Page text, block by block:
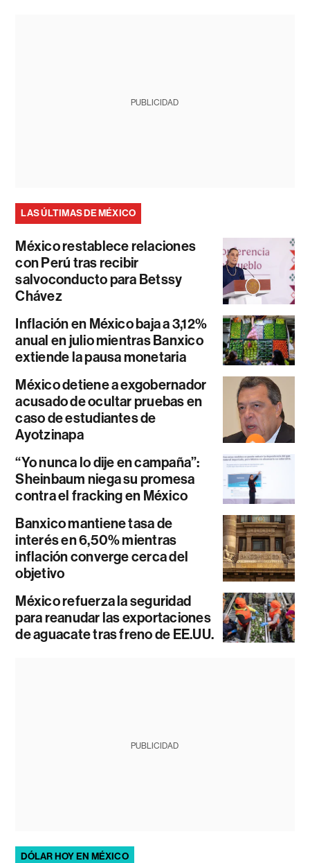
PUBLICIDAD
LAS ÚLTIMAS DE MÉXICO
México restablece relaciones
con Perú tras recibir
salvoconducto para Betssy
Chávez
Inflación en México baja a 3,12%
anual en julio mientras Banxico
extiende la pausa monetaria
México detiene a exgobernador
acusado de ocultar pruebas en
caso de estudiantes de
Ayotzinapa
“Yo nunca lo dije en campaña”:
Sheinbaum niega su promesa
contra el fracking en México
Banxico mantiene tasa de
interés en 6,50% mientras
inflación converge cerca del
objetivo
México refuerza la seguridad
para reanudar las exportaciones
de aguacate tras freno de EE.UU.
PUBLICIDAD
DÓLAR HOY EN MÉXICO